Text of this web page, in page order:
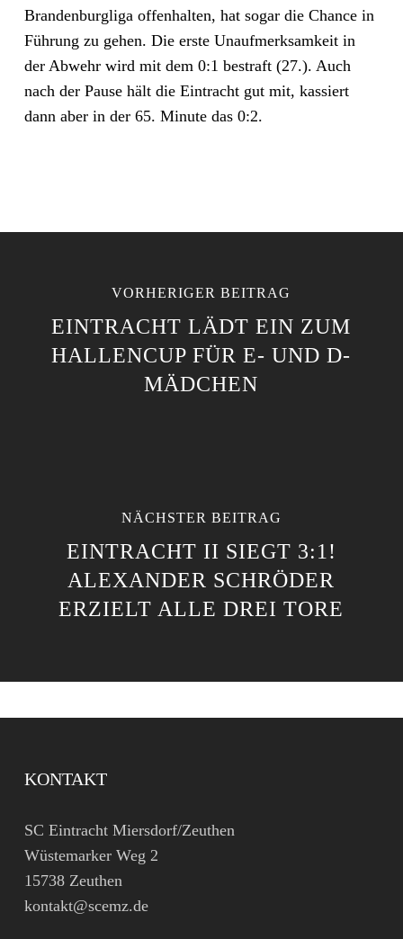
Brandenburgliga offenhalten, hat sogar die Chance in
Führung zu gehen. Die erste Unaufmerksamkeit in
der Abwehr wird mit dem 0:1 bestraft (27.). Auch
nach der Pause hält die Eintracht gut mit, kassiert
dann aber in der 65. Minute das 0:2.
VORHERIGER BEITRAG
EINTRACHT LÄDT EIN ZUM
HALLENCUP FÜR E- UND D-
MÄDCHEN
NÄCHSTER BEITRAG
EINTRACHT II SIEGT 3:1!
ALEXANDER SCHRÖDER
ERZIELT ALLE DREI TORE
KONTAKT
SC Eintracht Miersdorf/Zeuthen
Wüstemarker Weg 2
15738 Zeuthen
kontakt@scemz.de